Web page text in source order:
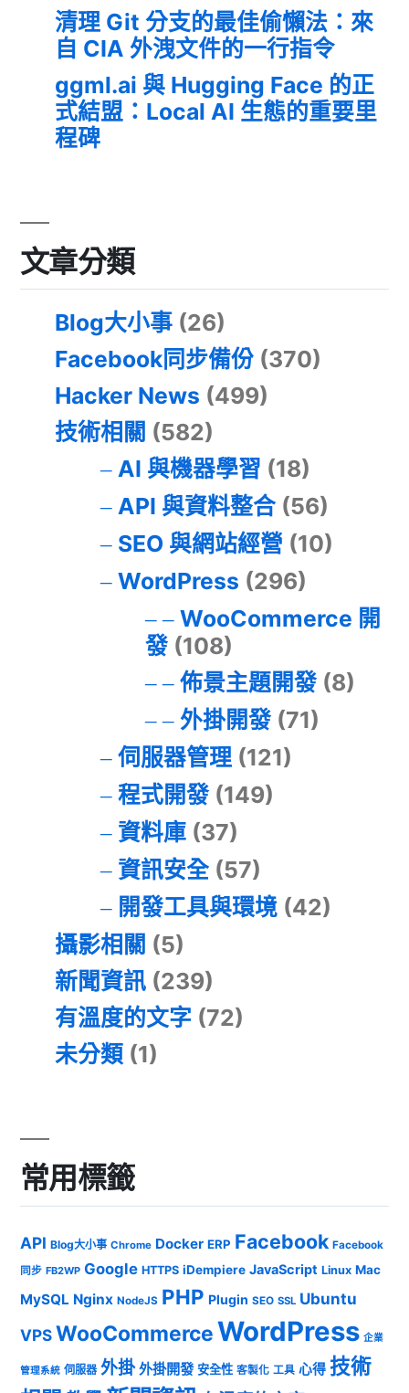
清理 Git 分支的最佳偷懶法：來
自 CIA 外洩文件的一行指令
ggml.ai 與 Hugging Face 的正
式結盟：Local AI 生態的重要里
程碑
文章分類
Blog大小事 (26)
Facebook同步備份 (370)
Hacker News (499)
技術相關 (582)
AI 與機器學習 (18)
API 與資料整合(56)
SEO 與網站經營 (10)
WordPress (296)
WooCommerce 開
發(108)
佈景主題開發(8)
外掛開發(71)
伺服器管理(121)
程式開發(149)
資料庫(37)
資訊安全(57)
開發工具與環境(42)
攝影相關 (5)
新聞資訊 (239)
有溫度的文字 (72)
未分類 (1)
常用標籤
API Blog大小事 Chrome Docker ERP Facebook Facebook
同步 FB2WP Google HTTPS iDempiere JavaScript Linux Mac
MySQL Nginx NodeJS PHP Plugin SEO SSL Ubuntu
VPSWooCommerceWordPress 企業
管理系統 伺服器 外掛 外掛開發 安全性 客製化 工具 心得 技術